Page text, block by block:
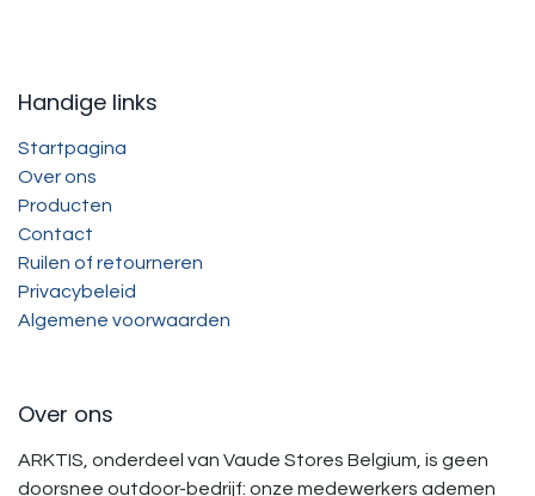
Handige links
Startpagina
Over ons
Producten
Contact
Ruilen of retourneren
Privacybeleid
Algemene voorwaarden
Over ons
ARKTIS, onderdeel van Vaude Stores Belgium, is geen
doorsnee outdoor-bedrijf: onze medewerkers ademen